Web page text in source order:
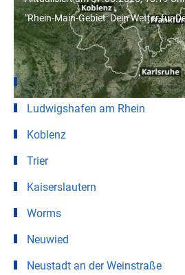
"Rhein-Main-Gebiet: Dein Wetter für
Wetter für Städte in Rheinland-
Mainz
Ludwigshafen am Rhein
Koblenz
Trier
Kaiserslautern
Worms
Neuwied
Neustadt an der Weinstraße